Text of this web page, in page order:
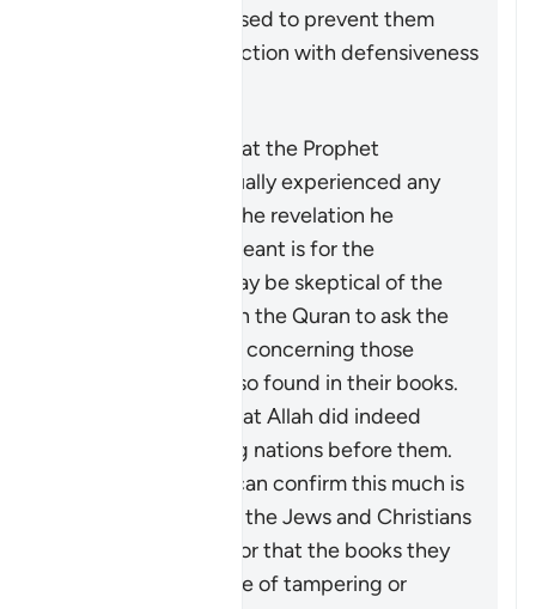
indirect style was used to prevent them
receiving the instruction with defensiveness
It does not mean that the Prophet
doubt concerning the revelation he
received. What is meant is for the
disbelievers who may be skeptical of the
stories mentioned in the Quran to ask the
People of Scripture concerning those
stories which are also found in their books.
They will confirm that Allah did indeed
destroy disbelieving nations before them.
The fact that they can confirm this much is
not an indication of the Jews and Christians
being authorities, nor that the books they
possessed were free of tampering or